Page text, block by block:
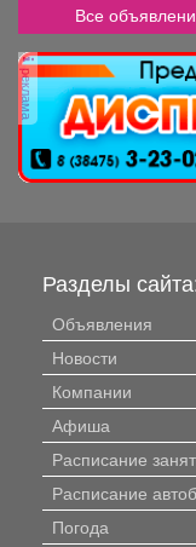
Все
реклама
Разделы
Объявления
Новости
Компании
Афиша
Расписание
Расписание
Погода